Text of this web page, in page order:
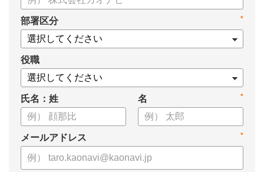
*
部署区分
役職
氏名：姓 *
名
*
メールアドレス